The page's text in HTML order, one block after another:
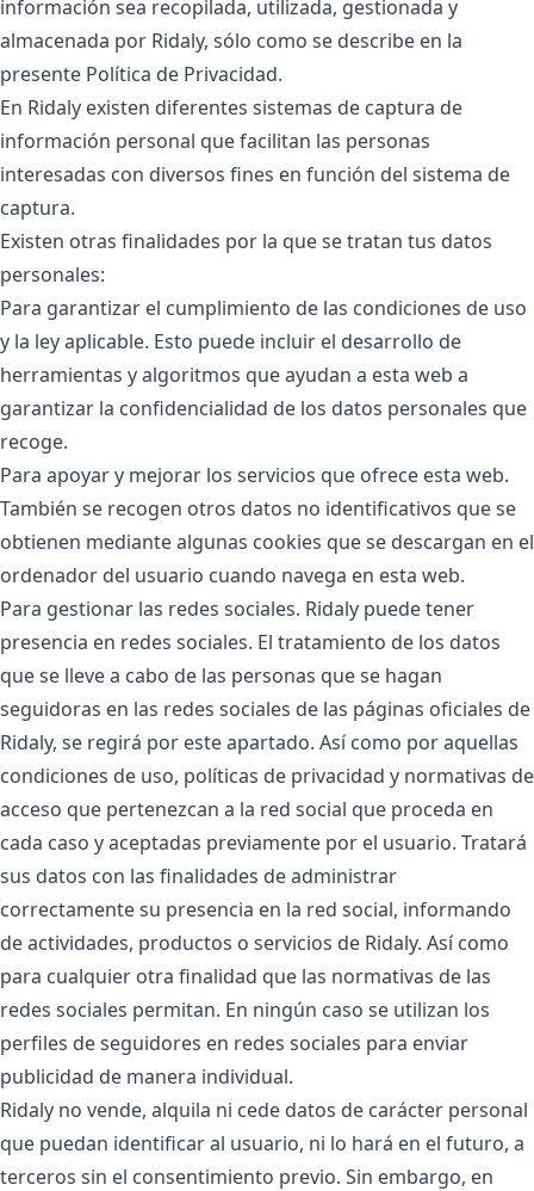
información sea recopilada, utilizada, gestionada y
almacenada por Ridaly, sólo como se describe en la
presente Política de Privacidad.
En Ridaly existen diferentes sistemas de captura de
información personal que facilitan las personas
interesadas con diversos fines en función del sistema de
captura.
Existen otras finalidades por la que se tratan tus datos
personales:
Para garantizar el cumplimiento de las condiciones de uso
y la ley aplicable. Esto puede incluir el desarrollo de
herramientas y algoritmos que ayudan a esta web a
garantizar la confidencialidad de los datos personales que
recoge.
Para apoyar y mejorar los servicios que ofrece esta web.
También se recogen otros datos no identificativos que se
obtienen mediante algunas cookies que se descargan en el
ordenador del usuario cuando navega en esta web.
Para gestionar las redes sociales. Ridaly puede tener
presencia en redes sociales. El tratamiento de los datos
que se lleve a cabo de las personas que se hagan
seguidoras en las redes sociales de las páginas oficiales de
Ridaly, se regirá por este apartado. Así como por aquellas
condiciones de uso, políticas de privacidad y normativas de
acceso que pertenezcan a la red social que proceda en
cada caso y aceptadas previamente por el usuario. Tratará
sus datos con las finalidades de administrar
correctamente su presencia en la red social, informando
de actividades, productos o servicios de Ridaly. Así como
para cualquier otra finalidad que las normativas de las
redes sociales permitan. En ningún caso se utilizan los
perfiles de seguidores en redes sociales para enviar
publicidad de manera individual.
Ridaly no vende, alquila ni cede datos de carácter personal
que puedan identificar al usuario, ni lo hará en el futuro, a
terceros sin el consentimiento previo. Sin embargo, en